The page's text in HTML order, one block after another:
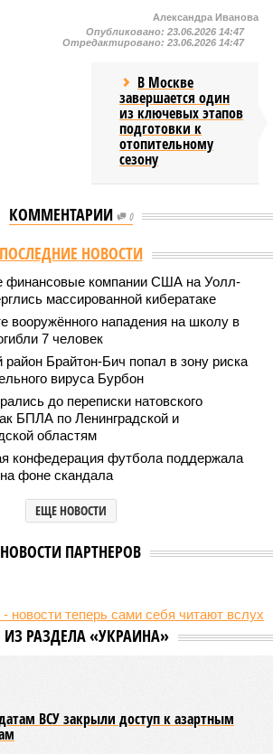
Александра Иванова
Опубликовано: 23.06.2026 14:47
Отредактировано: 23.06.2026 14:47
В Москве
завершается один
из ключевых этапов
подготовки к
отопительному
сезону
КОММЕНТАРИИ 0
Мы могли бы жить сотни лет, но этого никогда не
лет, но этого никогда не будет
лет, но этого никогда не будет (фото: Deep
Vision)
достигнуть бессмертия у человека не
при самых совершенных технологиях и
Точку в многолетних дебатах о
предел жизни – 194 года. Но и этот
опубликованной в научном издании
12 признаков старения. К ним
учёных терминов – повышенная
мутаций при делении клетки,